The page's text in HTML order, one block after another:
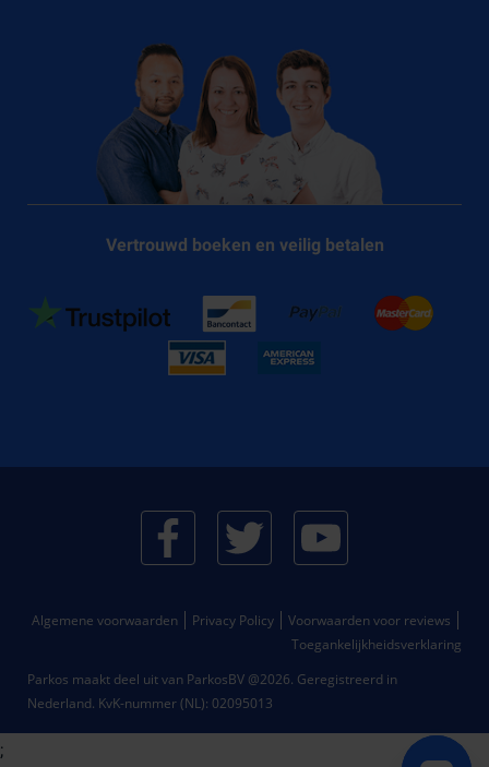
Vertrouwd boeken en veilig betalen
Parkos maakt deel uit van ParkosBV @2026. Geregistreerd in
Nederland. KvK-nummer (NL): 02095013
Algemene voorwaarden Privacy Policy
Voorwaarden voor reviews
Toegankelijkheidsverklaring
;